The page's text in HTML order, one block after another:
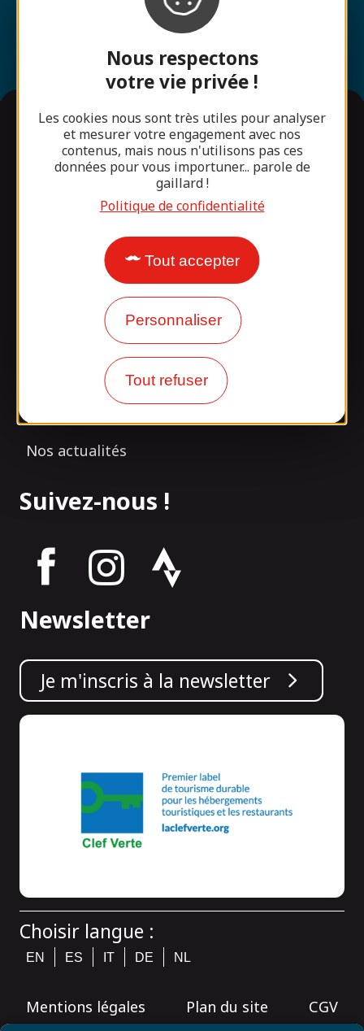
Nous respectons
votre vie privée !
Les cookies nous sont très utiles pour analyser
et mesurer votre engagement avec nos
contenus, mais nous n'utilisons pas ces
données pour vous importuner... parole de
gaillard !
Politique de confidentialité
Tout accepter
Personnaliser
Tout refuser
05 55 84 73 54
Informations
Hébergements
Camping du Lac du Causse
Residence Les Collines
Brive Tourisme
Nos actualités
Suivez-nous !
Strava
Newsletter
Je m'inscris à la newsletter
Choisir langue :
EN ES IT DE NL
Mentions légales Plan du site CGV